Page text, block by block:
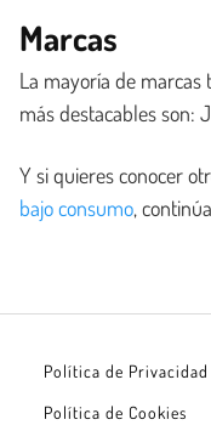
Marcas
La mayoría de marcas
más destacables son:
Y si quieres conocer
bajo consumo,
Política de Privacidad
Política de Cookies